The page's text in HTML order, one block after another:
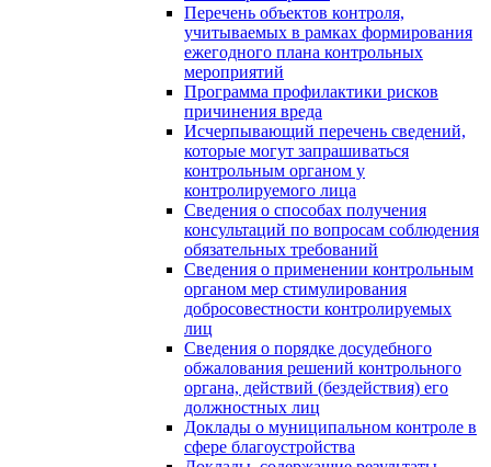
Перечень объектов контроля,
учитываемых в рамках формирования
ежегодного плана контрольных
мероприятий
Программа профилактики рисков
причинения вреда
Исчерпывающий перечень сведений,
которые могут запрашиваться
контрольным органом у
контролируемого лица
Сведения о способах получения
консультаций по вопросам соблюдения
обязательных требований
Сведения о применении контрольным
органом мер стимулирования
добросовестности контролируемых
лиц
Сведения о порядке досудебного
обжалования решений контрольного
органа, действий (бездействия) его
должностных лиц
Доклады о муниципальном контроле в
сфере благоустройства